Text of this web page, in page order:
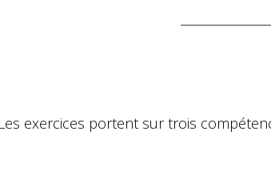
Les exercices portent sur trois